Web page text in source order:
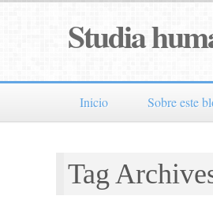
Studia
Inicio Sobre este
Tag